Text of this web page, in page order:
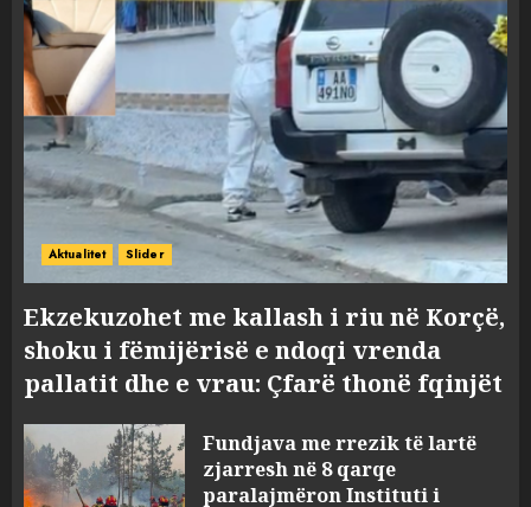
Aktualitet Slider
Ekzekuzohet me kallash i riu në Korçë,
shoku i fëmijërisë e ndoqi vrenda
pallatit dhe e vrau: Çfarë thonë fqinjët
Fundjava me rrezik të lartë
zjarresh në 8 qarqe
paralajmëron Instituti i